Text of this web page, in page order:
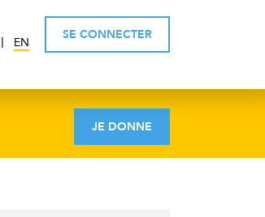
EN
SE CONNECTER
JE DONNE